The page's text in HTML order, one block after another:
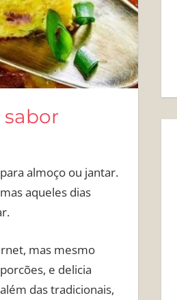
almoço ou jantar.
aqueles dias
mas mesmo
e delicia
das tradicionais,